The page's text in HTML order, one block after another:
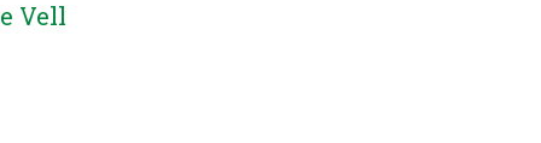
Vell